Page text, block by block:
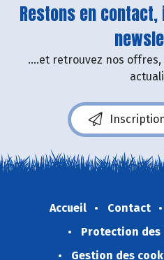
Restons en
....et retrouvez nos
Accueil Contact
Protection des
Gestion des